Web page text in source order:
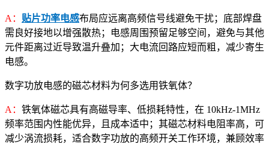
A： 贴片功率电感布局应远离高频信号线避免干扰；底部焊盘
需良好接地以增强散热；电感周围预留足够空间，避免与其他
元件距离过近导致温升叠加；大电流回路应短而粗，减少寄生
电感。
数字功放电感的磁芯材料为何多选用铁氧体？
A： 铁氧体磁芯具有高磁导率、低损耗特性，在 10kHz-1MHz
频率范围内性能优异，且成本适中；其磁芯材料电阻率高，可
减少涡流损耗，适合数字功放的高频开关工作环境，兼顾效率